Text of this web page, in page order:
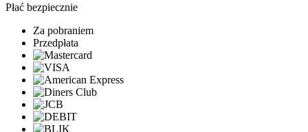
Płać bezpiecznie
Za pobraniem
Przedpłata